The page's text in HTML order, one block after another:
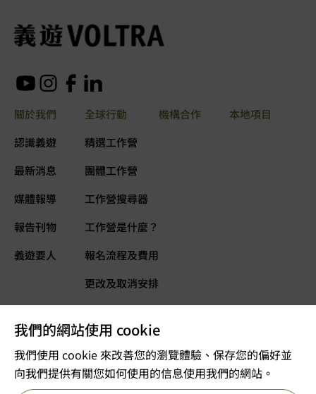
我們的網站使用 cookie
我們使用 cookie 來改善您的瀏覽體驗、保存您的偏好並
向我們提供有關您如何使用的信息使用我們的網站。
一系列任務和社區服務，尋找有趣的人和事，向大眾傳遞
村落的獨特價值。
關於我們
認識義遊
最新消息
媒體報導
報告刊物
義遊要人
全球行動
精選工作營
團體工作營
工作營搜尋器
工作營是什麼？
報名流程及費用
更改及取消安排
本地項目
義遊網誌
機構合作
立即捐款
©2025 版權屬VOLTRA義遊所有